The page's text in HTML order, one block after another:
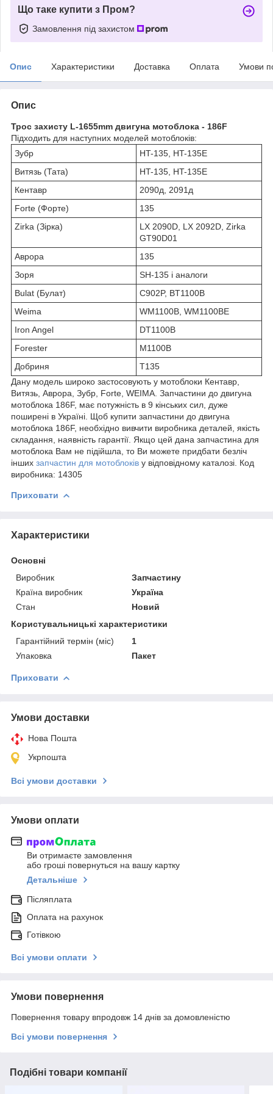
Що таке купити з Пром?
Замовлення під захистом
Опис Характеристики Доставка Оплата Умови
Опис
Трос захисту L-1655mm двигуна мотоблока - 186F
Підходить для наступних моделей мотоблоків:
Зубр
HT-135, HT-135E
Витязь (Тата)
HT-135, HT-135E
Кентавр
2090д, 2091д
Forte (Форте)
135
Zirka (Зірка)
LX 2090D, LX 2092D, Zirka
GT90D01
Аврора
135
Зоря
SH-135 і аналоги
Bulat (Булат)
C902P, BT1100B
Weima
WM1100B, WM1100BE
Iron Angel
DT1100B
Forester
M1100B
Добриня
T135
Дану модель широко застосовують у мотоблоки Кентавр,
Витязь, Аврора, Зубр, Forte, WEIMA. Запчастини до двигуна
мотоблока 186F, має потужність в 9 кінських сил, дуже
поширені в Україні. Щоб купити запчастини до двигуна
мотоблока 186F, необхідно вивчити виробника деталей, якість
складання, наявність гарантії. Якщо цей дана запчастина для
мотоблока Вам не підійшла, то Ви можете придбати безліч
інших запчастин для мотоблоків у відповідному каталозі. Код
виробника: 14305
Приховати
Характеристики
Основні
Виробник
Запчастину
Країна виробник
Україна
Стан
Новий
Користувальницькі характеристики
Гарантійний термін (міс)
1
Упаковка
Пакет
Приховати
Умови доставки
Нова Пошта
Укрпошта
Всі умови доставки
Умови оплати
Ви отримаєте замовлення
або гроші повернуться на вашу картку
Детальніше
Післяплата
Оплата на рахунок
Готівкою
Всі умови оплати
Умови повернення
Повернення товару впродовж 14 днів за домовленістю
Всі умови повернення
Подібні товари компанії